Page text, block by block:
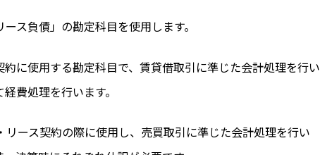
ス負債」の勘定科目を使用します。
約に使用する勘定科目で、賃貸借取引に準じた会計処理を行い
費処理を行います。
リース契約の際に使用し、売買取引に準じた会計処理を行い